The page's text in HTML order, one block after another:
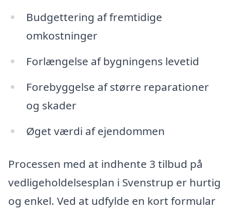
Budgettering af fremtidige
omkostninger
Forlængelse af bygningens levetid
Forebyggelse af større reparationer
og skader
Øget værdi af ejendommen
Processen med at indhente 3 tilbud på
vedligeholdelsesplan i Svenstrup er hurtig
og enkel. Ved at udfylde en kort formular